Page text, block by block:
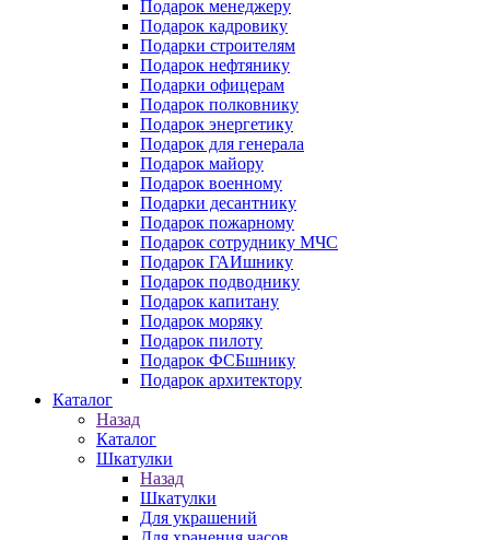
Подарок менеджеру
Подарок кадровику
Подарки строителям
Подарок нефтянику
Подарки офицерам
Подарок полковнику
Подарок энергетику
Подарок для генерала
Подарок майору
Подарок военному
Подарки десантнику
Подарок пожарному
Подарок сотруднику МЧС
Подарок ГАИшнику
Подарок подводнику
Подарок капитану
Подарок моряку
Подарок пилоту
Подарок ФСБшнику
Подарок архитектору
Каталог
Назад
Каталог
Шкатулки
Назад
Шкатулки
Для украшений